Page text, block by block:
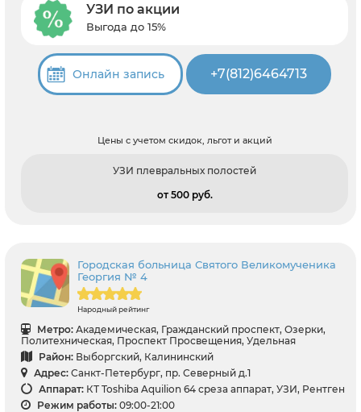
УЗИ по акции
Выгода до 15%
Онлайн запись +7(812)6464713
Цены с учетом скидок, льгот и акций
УЗИ плевральных полостей
от 500 pуб.
Городская больница Святого Великомученика
Георгия № 4
Народный рейтинг
Метро: Академическая, Гражданский проспект, Озерки,
Политехническая, Проспект Просвещения, Удельная
Район: Выборгский, Калининский
Адрес: Санкт-Петербург, пр. Северный д.1
Аппарат: КТ Toshiba Aquilion 64 среза аппарат, УЗИ, Рентген
Режим работы: 09:00-21:00